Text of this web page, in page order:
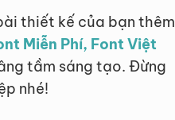
thiết kế của bạn thêm
Miễn Phí, Font Việt
tầm sáng tạo. Đừng
nhé!